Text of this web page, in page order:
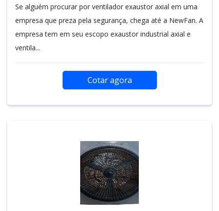
Se alguém procurar por ventilador exaustor axial em uma
empresa que preza pela segurança, chega até a NewFan. A
empresa tem em seu escopo exaustor industrial axial e
ventila...
Cotar agora